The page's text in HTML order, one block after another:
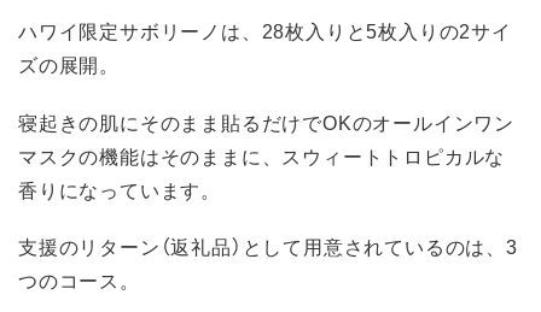
ハワイ限定サボリーノは、28枚入りと5枚入りの2サイ
ズの展開。
寝起きの肌にそのまま貼るだけでOKのオールインワン
マスクの機能はそのままに、スウィートトロピカルな
香りになっています。
支援のリターン（返礼品）として用意されているのは、3
つのコース。